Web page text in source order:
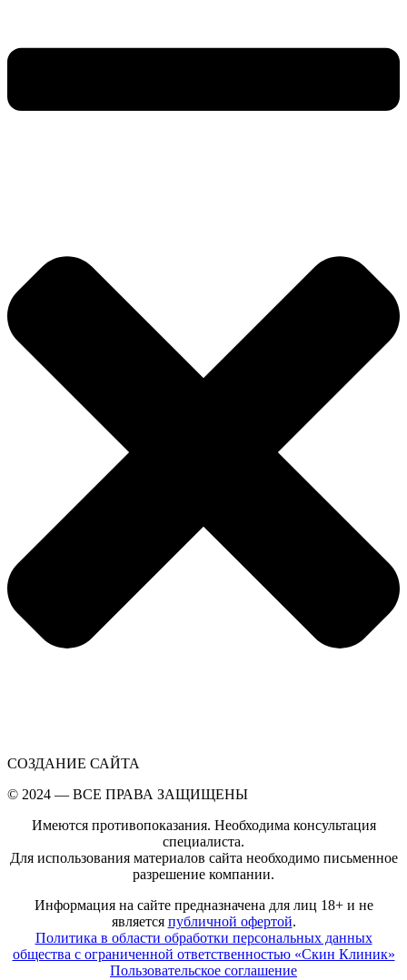
СОЗДАНИЕ САЙТА
© 2024 — ВСЕ ПРАВА ЗАЩИЩЕНЫ
Имеются противопоказания. Необходима консультация
специалиста.
Для использования материалов сайта необходимо письменное
разрешение компании.
Информация на сайте предназначена для лиц 18+ и не
является публичной офертой.
Политика в области обработки персональных данных
общества с ограниченной ответственностью «Cкин Клиник»
Пользовательское соглашение